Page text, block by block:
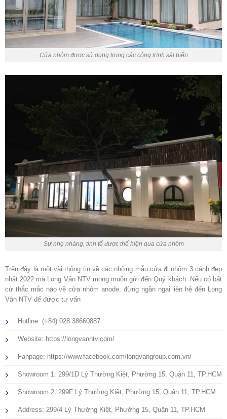
Cửa nhôm được sử dụng trong các công trình sát biển
Sự nhẹ nhàng, tinh tế được thể hiện qua cửa nhôm
Trên đây là một vài thông tin về các những mẫu cửa đi nhôm 3 cánh đẹp
nhất 2022 mà Long Vân NTV mong muốn gửi đến Quý khách. Nếu có bất
cứ thắc mắc nào về cửa nhôm anode, đừng ngần ngại liên hệ đến Long
Vân NTV để được tư vấn
Hotline: (+84) 028 38660887
Website: https://longvanntv.com/
Fanpage: https://www.facebook.com/longvangroup.com.vn/
Showroom 1: 299/1D Lý Thường Kiệt, Phường 15, Quận 11, TP.HCM
Showroom 2: 299F Lý Thường Kiệt, Phường 15, Quận 11, TP.HCM
Address: 299/4 Lý Thường Kiệt, Phường 15, Quận 11, TP.HCM